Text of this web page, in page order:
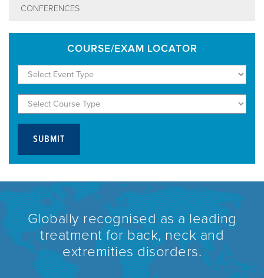
CONFERENCES
COURSE/EXAM LOCATOR
Globally recognised as a leading
treatment for back, neck and
extremities disorders.